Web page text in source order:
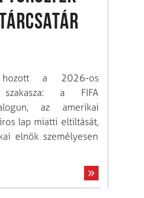
hozott a 2026-os
szakasza: a FIFA
az amerikai
lap miatti eltiltását,
elnök személyesen